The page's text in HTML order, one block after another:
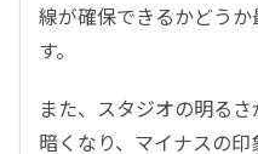
線が確保できるかどう
す。
また、スタジオの明る
暗くなり、マイナスの